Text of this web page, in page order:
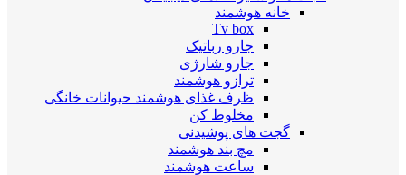
خانه هوشمند
Tv box
جارو رباتیک
جارو شارژی
ترازو هوشمند
ظرف غذای هوشمند حیوانات خانگی
مخلوط کن
گجت های پوشیدنی
مچ بند هوشمند
ساعت هوشمند